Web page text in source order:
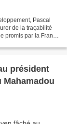
Pascal
de la traçabilité
promis par la France
président